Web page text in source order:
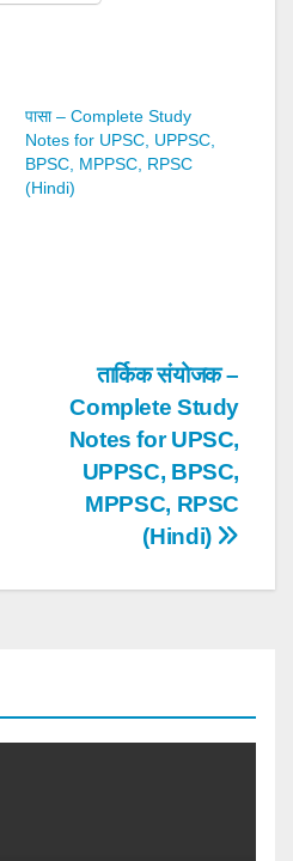
पासा – Complete Study
Notes for UPSC, UPPSC,
BPSC, MPPSC, RPSC
(Hindi)
तार्किक संयोजक –
Complete Study
Notes for UPSC,
UPPSC, BPSC,
MPPSC, RPSC
(Hindi)